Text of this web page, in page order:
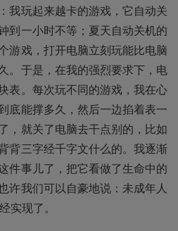
我玩起来越卡的游戏，它自动关
到一小时不等；夏天自动关机的
游戏，打开电脑立刻玩能比电脑
。于是，在我的强烈要求下，电
表。每次玩不同的游戏，我在心
底能撑多久，然后一边掐着表一
，就关了电脑去干点别的，比如
三字经千字文什么的。我逐渐
件事儿了，把它看做了生命中的
许我们可以自豪地说：未成年人
实现了。